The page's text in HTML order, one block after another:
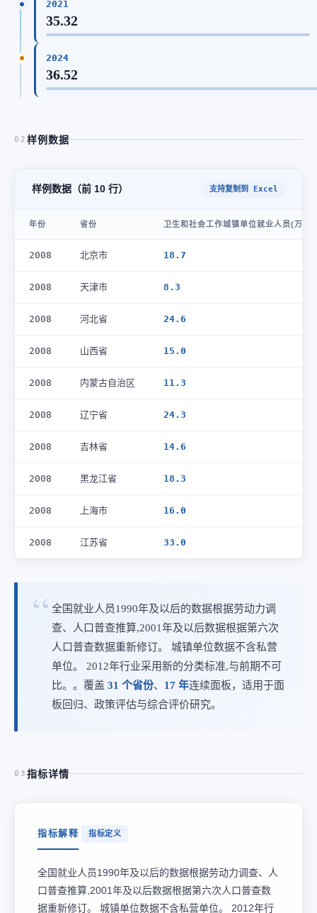
2021
35.32
2024
36.52
02 样例数据
样例数据（前 10 行） 支持复制到 Excel
年份 省份 卫生和社会工作城镇单位就业人员(万人)
2008 北京市 18.7
2008 天津市 8.3
2008 河北省 24.6
2008 山西省 15.0
2008 内蒙古自治区 11.3
2008 辽宁省 24.3
2008 吉林省 14.6
2008 黑龙江省 18.3
2008 上海市 16.0
2008 江苏省 33.0
全国就业人员1990年及以后的数据根据劳动力调
查、人口普查推算,2001年及以后数据根据第六次
人口普查数据重新修订。 城镇单位数据不含私营
单位。 2012年行业采用新的分类标准,与前期不可
比。。覆盖 31 个省份、 17 年连续面板，适用于面
板回归、政策评估与综合评价研究。
03 指标详情
指标解释 指标定义
全国就业人员1990年及以后的数据根据劳动力调查、人
口普查推算,2001年及以后数据根据第六次人口普查数
据重新修订。 城镇单位数据不含私营单位。 2012年行